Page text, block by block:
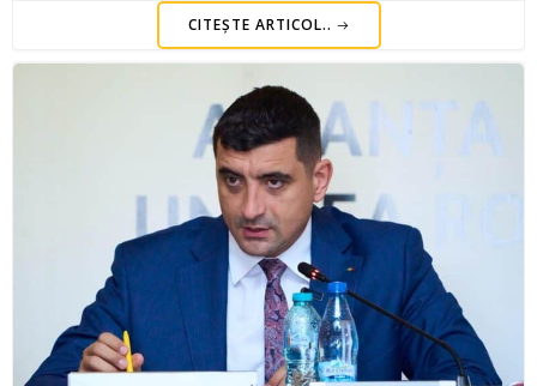
CITEȘTE ARTICOL..